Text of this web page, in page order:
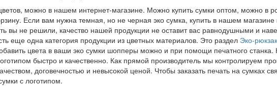
можно в нашем интернет-магазине. Можно купить сумки оптом, можно в
Если вам нужна темная, но не черная эко сумка, купить в нашем
вы не решили, качество нашей продукции не оставит вас равнодушными и
еще одна категория продукции из цветных материалов. Это раздел Эко-
цвета в ваши эко сумки шопперы можно и при помощи печатного
быстро и качественно. Как прямой производитель мы контролируем
договечностью и невысокой ценой. Чтобы заказать печать на сумках
с логотипом.